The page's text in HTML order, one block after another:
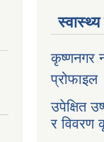
कृष्णनगर
प्रोफाइल
उपेक्षित
र विवरण